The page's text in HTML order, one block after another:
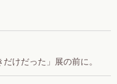
けだった」展の前に。